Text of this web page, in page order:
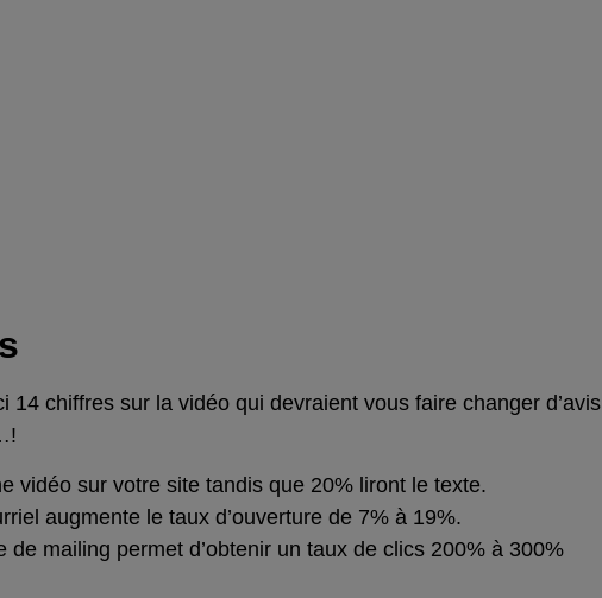
14 chiffres sur la vidéo qui devraient vous faire changer d’avis
vidéo sur votre site tandis que 20% liront le texte.
augmente le taux d’ouverture de 7% à 19%.
mailing permet d’obtenir un taux de clics 200% à 300%